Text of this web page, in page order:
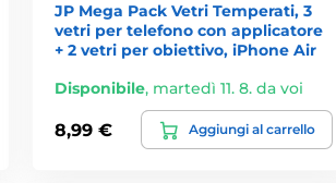
JP Mega Pack Vetri Temperati, 3
vetri per telefono con applicatore
+ 2 vetri per obiettivo, iPhone Air
Disponibile, martedì 11. 8. da voi
8,99 € Aggiungi al carrello